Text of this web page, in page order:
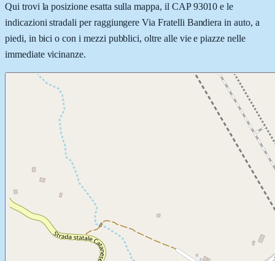
Qui trovi la posizione esatta sulla mappa, il CAP 93010 e le
indicazioni stradali per raggiungere Via Fratelli Bandiera in auto, a
piedi, in bici o con i mezzi pubblici, oltre alle vie e piazze nelle
immediate vicinanze.